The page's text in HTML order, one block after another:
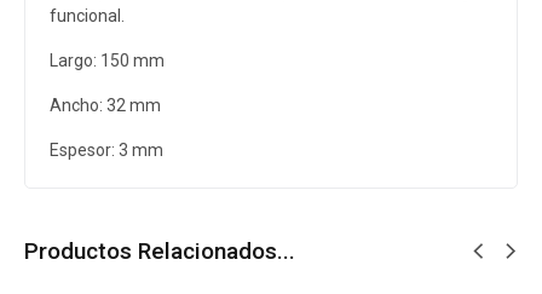
funcional.
Largo: 150 mm
Ancho: 32 mm
Espesor: 3 mm
Productos Relacionados...